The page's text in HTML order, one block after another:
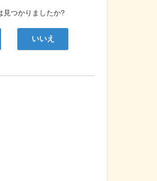
見つかりましたか?
いいえ